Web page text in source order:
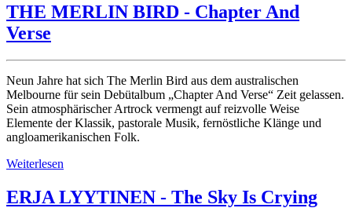
THE MERLIN BIRD - Chapter And
Verse
Neun Jahre hat sich The Merlin Bird aus dem australischen
Melbourne für sein Debütalbum „Chapter And Verse“ Zeit gelassen.
Sein atmosphärischer Artrock vermengt auf reizvolle Weise
Elemente der Klassik, pastorale Musik, fernöstliche Klänge und
angloamerikanischen Folk.
Weiterlesen
ERJA LYYTINEN - The Sky Is Crying